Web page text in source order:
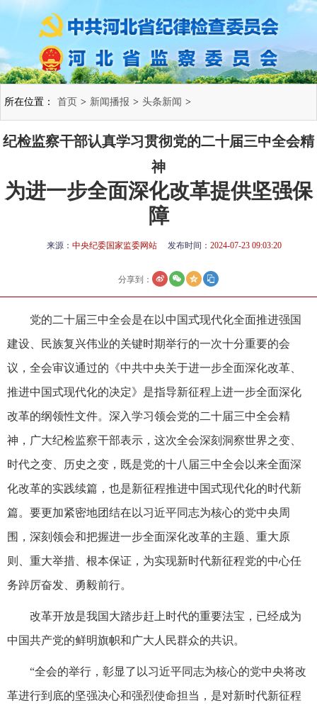
所在位置： 首页 > 新闻播报 > 头条新闻 >
纪检监察干部认真学习贯彻党的二十届三中全会精
神
为进一步全面深化改革提供坚强保
障
来源： 中央纪委国家监委网站 发布时间： 2024-07-23 09:03:20
分享到：
党的二十届三中全会是在以中国式现代化全面推进强国
建设、民族复兴伟业的关键时期举行的一次十分重要的会
议，全会审议通过的《中共中央关于进一步全面深化改革、
推进中国式现代化的决定》是指导新征程上进一步全面深化
改革的纲领性文件。深入学习领会党的二十届三中全会精
神，广大纪检监察干部表示，这次全会深刻洞察世界之变、
时代之变、历史之变，既是党的十八届三中全会以来全面深
化改革的实践续篇，也是新征程推进中国式现代化的时代新
篇。要更加紧密地团结在以习近平同志为核心的党中央周
围，深刻领会和把握进一步全面深化改革的主题、重大原
则、重大举措、根本保证，为实现新时代新征程党的中心任
务踔厉奋发、勇毅前行。
改革开放是我国大踏步赶上时代的重要法宝，已经成为
中国共产党的鲜明旗帜和广大人民群众的共识。
“全会的举行，彰显了以习近平同志为核心的党中央将改
革进行到底的坚强决心和强烈使命担当，是对新时代新征程